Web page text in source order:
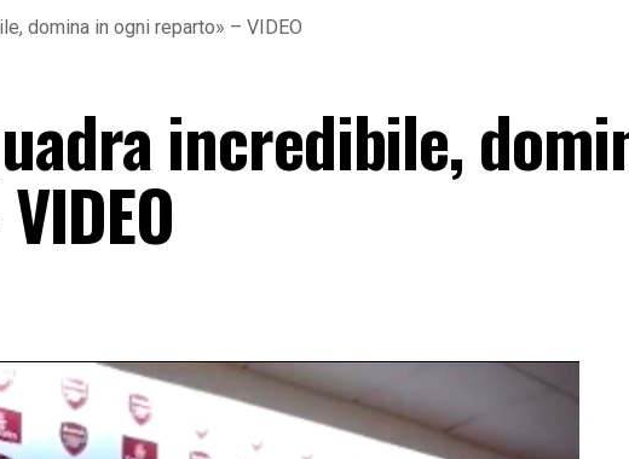
domina in ogni reparto» – VIDEO
incredibile,